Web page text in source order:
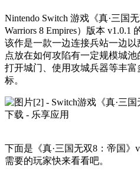
Nintendo Switch 游戏《真·三国
Warriors 8 Empires）版本 v1.0.1
该作是一款一边连接兵站一边
点放在如何攻陷有一定规模城池
打开城门、使用攻城兵器等丰富
标。
下面是《真·三国无双8：帝国》
需要的玩家快来看看吧。